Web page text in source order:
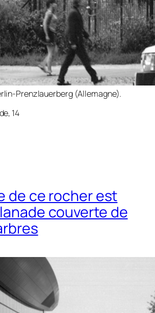
Prenzlauerberg (Allemagne).
, 14
de ce rocher est
couverte de